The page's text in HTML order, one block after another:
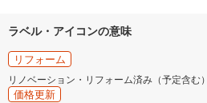
ラベル・アイコンの意味
リフォーム
リノベーション・リフォーム済み（予定含む
価格更新